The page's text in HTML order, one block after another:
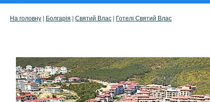
На головну | Болгарія | Святий Влас | Готелі Святий Влас